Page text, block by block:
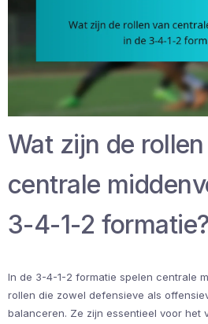
Wat zijn de
centrale
3-4-1-2 formatie?
In de 3-4-1-2 formatie spelen centrale
rollen die zowel defensieve als
balanceren. Ze zijn essentieel voor het